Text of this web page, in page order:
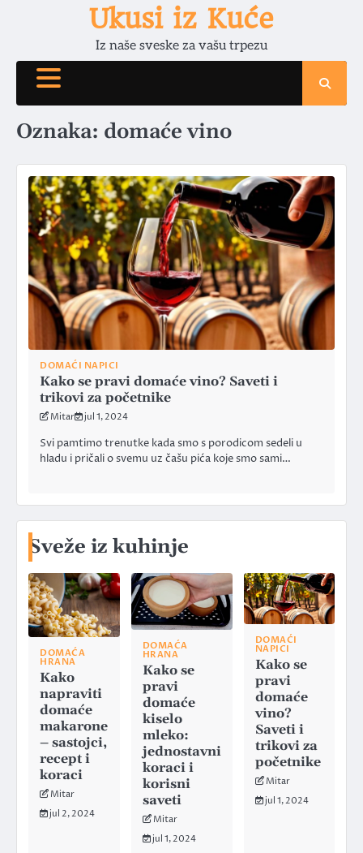
Ukusi iz Kuće
Iz naše sveske za vašu trpezu
Oznaka: domaće vino
DOMAĆI NAPICI
Kako se pravi domaće vino? Saveti i
trikovi za početnike
Mitar jul 1, 2024
Svi pamtimo trenutke kada smo s porodicom sedeli u
hladu i pričali o svemu uz čašu pića koje smo sami…
Sveže iz kuhinje
DOMAĆA
HRANA
Kako
napraviti
domaće
makarone
– sastojci,
recept i
koraci
Mitar
jul 2, 2024
DOMAĆA
HRANA
Kako se
pravi
domaće
kiselo
mleko:
jednostavni
koraci i
korisni
saveti
Mitar
jul 1, 2024
DOMAĆI
NAPICI
Kako se
pravi
domaće
vino?
Saveti i
trikovi za
početnike
Mitar
jul 1, 2024